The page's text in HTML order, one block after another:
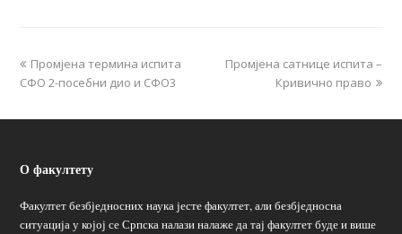
Промјена термина испита
СФО 2-посебни дио и СФО3
Промјена сатнице испита –
Кривично право
О факултету
Факултет безбједносних наука јесте факултет, али безбједносна
ситуација у којој се Српска налази налаже да тај факултет буде и више